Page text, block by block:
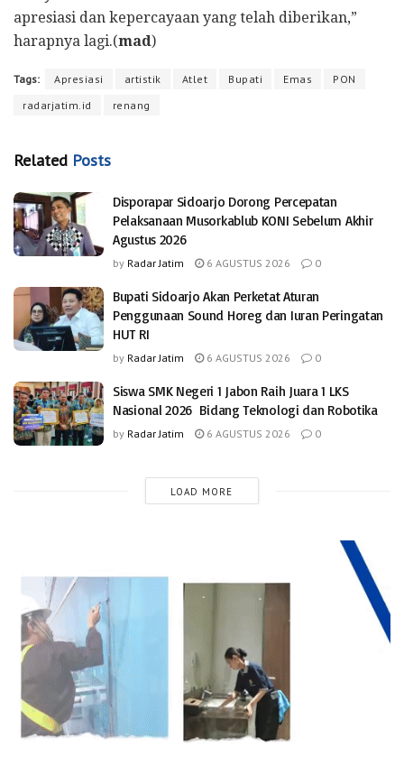
apresiasi dan kepercayaan yang telah diberikan,”
harapnya lagi.(mad)
Tags: Apresiasi artistik Atlet Bupati Emas
PON
radarjatim.id
renang
Related Posts
Disporapar Sidoarjo Dorong Percepatan
Pelaksanaan Musorkablub KONI Sebelum Akhir
Agustus 2026
by Radar Jatim 6 AGUSTUS 2026 0
Bupati Sidoarjo Akan Perketat Aturan
Penggunaan Sound Horeg dan Iuran Peringatan
HUT RI
by Radar Jatim 6 AGUSTUS 2026 0
Siswa SMK Negeri 1 Jabon Raih Juara 1 LKS
Nasional 2026 Bidang Teknologi dan Robotika
by Radar Jatim 6 AGUSTUS 2026 0
LOAD MORE